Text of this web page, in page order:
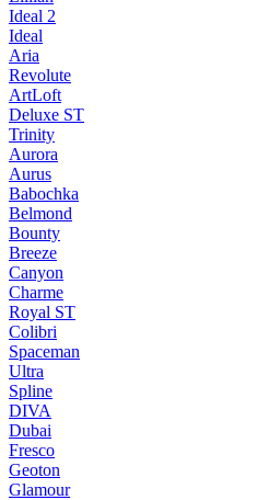
Ideal 2
Ideal
Aria
Revolute
ArtLoft
Deluxe ST
Trinity
Aurora
Aurus
Babochka
Belmond
Bounty
Breeze
Canуon
Charme
Royal ST
Colibri
Spaceman
Ultra
Spline
DIVA
Dubai
Fresco
Geoton
Glamour